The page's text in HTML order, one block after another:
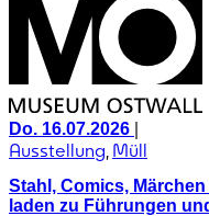
Do. 16.07.2026 |
Ausstellung, Müll
Stahl, Comics,
laden zu Führungen